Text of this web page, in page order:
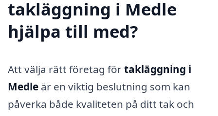
takläggning i Medle
hjälpa till med?
Att välja rätt företag förtakläggning i
Medle är en viktig beslutning som kan
påverka både kvaliteten på ditt tak och